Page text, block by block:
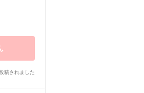
稿されました